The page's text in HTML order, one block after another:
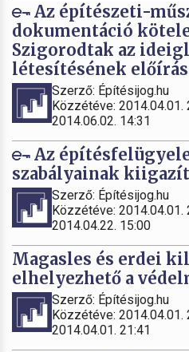
Az építészeti-
dokumentáció
Szigorodtak az
létesítésének
Szerző: Építésijog.hu
Közzétéve:
2014.06.02. 14:31
Az
szabályainak
Szerző: Építésijog.hu
Közzétéve:
2014.04.22. 15:00
Magasles és erdei
elhelyezhető a
Szerző: Építésijog.hu
Közzétéve:
2014.04.01. 21:41